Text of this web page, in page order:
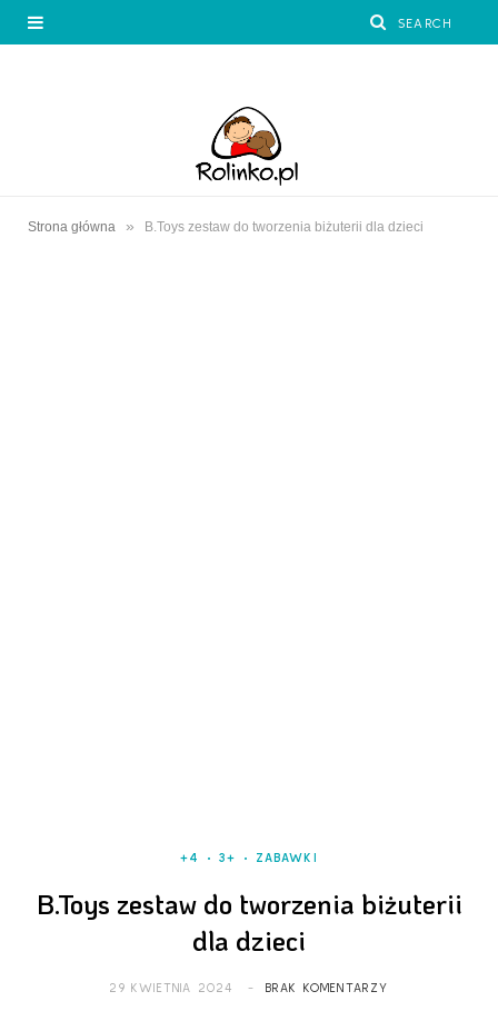
Strona główna » B.Toys zestaw do tworzenia biżuterii dla dzieci
+4 3+ ZABAWKI
B.Toys zestaw do tworzenia biżuterii
dla dzieci
29 KWIETNIA 2024 BRAK KOMENTARZY